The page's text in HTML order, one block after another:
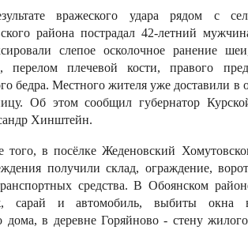
вражеского удара рядом с
района пострадал 42-летний
слепое осколочное ранение
перелом плечевой кости, правого
бедра. Местного жителя уже доставили в
Об этом сообщил губернатор
Хинштейн.
того, в посёлке Жеденовский
получили склад, ограждение,
средства. В Обоянском
сарай и автомобиль, выбиты окна
в деревне Горяйново - стену